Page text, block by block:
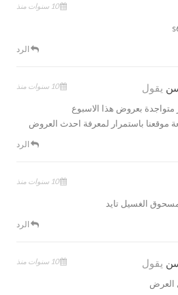
10 سنوات منذ
الرد
يقول 10 سنوات منذ
متواجدة بعروض هذا الاسبوع
موقعنا باستمرار لمعرفة احدث العروض
الرد
10 سنوات منذ
الغسيل تايد
الرد
يقول 10 سنوات منذ
العرض